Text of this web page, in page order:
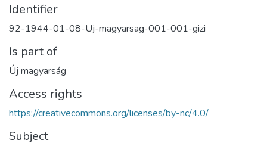
Identifier
92-1944-01-08-Uj-magyarsag-001-001-gizi
Is part of
Új magyarság
Access rights
https://creativecommons.org/licenses/by-nc/4.0/
Subject